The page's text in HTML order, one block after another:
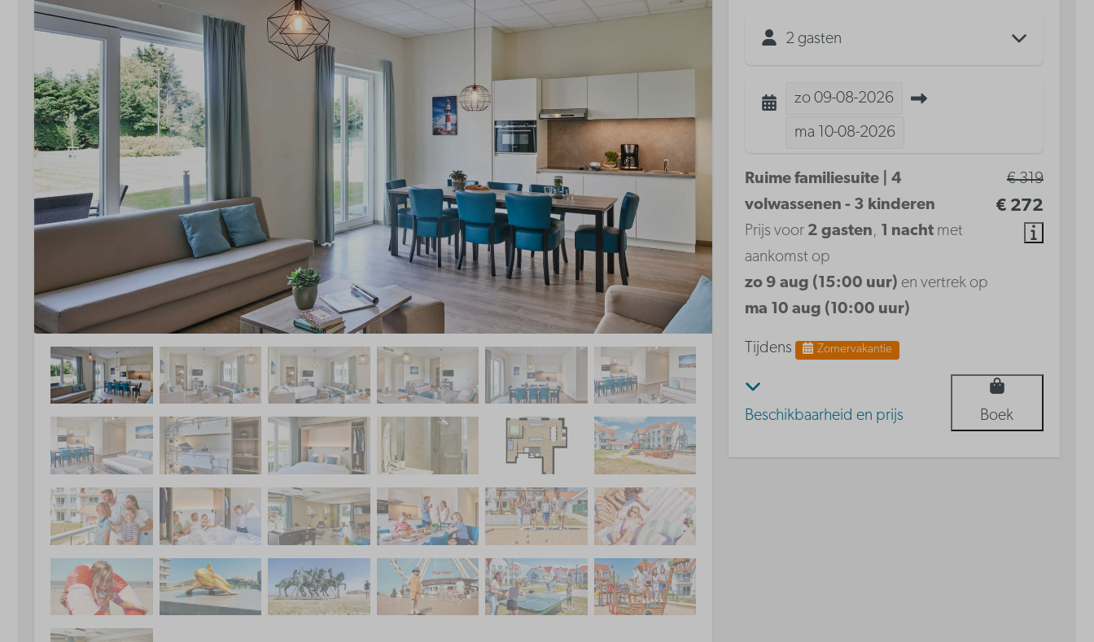
2 gasten
zo 09-08-2026
ma 10-08-2026
€ 319
€ 272
Ruime familiesuite | 4
volwassenen - 3 kinderen
Prijs voor 2 gasten, 1 nacht met
aankomst op
zo 9 aug (15:00 uur) en vertrek op
ma 10 aug (10:00 uur)
Tijdens Zomervakantie
Beschikbaarheid en prijs Boek